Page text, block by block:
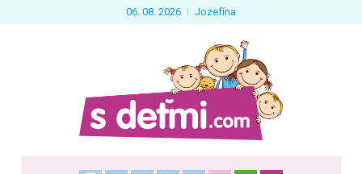
06. 08. 2026 Jozefína